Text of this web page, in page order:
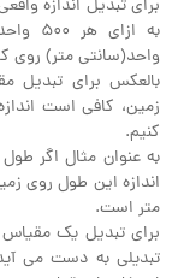
به
واحد(سانتی متر) روی
بالعکس برای تبدیل
زمین، کافی است
کنیم.
متر است.
برای تبدیل یک مقیاس
تبدیلی به دست می آید